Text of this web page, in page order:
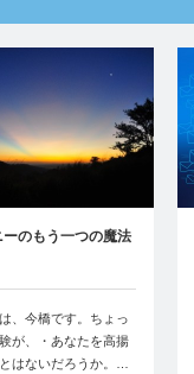
ーのもう一つの魔法
、今橋です。ちょっ
が、・あなたを高揚
はないだろうか。…